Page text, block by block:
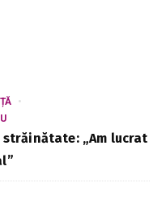
„Am lucrat